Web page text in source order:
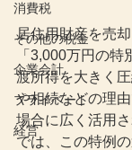
消費税
その他の税金
企業会計
プライベート
経営
居住用財産を売
「3,000万円の
渡所得を大きく
や相続などの理
場合に広く活用
では、この特例